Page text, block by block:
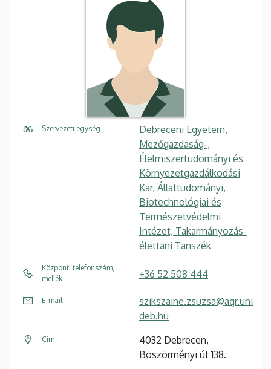
Szervezeti egység
Debreceni Egyetem,
Mezőgazdaság-,
Élelmiszertudományi és
Környezetgazdálkodási
Kar, Állattudományi,
Biotechnológiai és
Természetvédelmi
Intézet, Takarmányozás-
élettani Tanszék
Központi telefonszám,
mellék
+36 52 508 444
E-mail
szikszaine.zsuzsa@agr.uni
deb.hu
Cím
4032 Debrecen,
Böszörményi út 138.